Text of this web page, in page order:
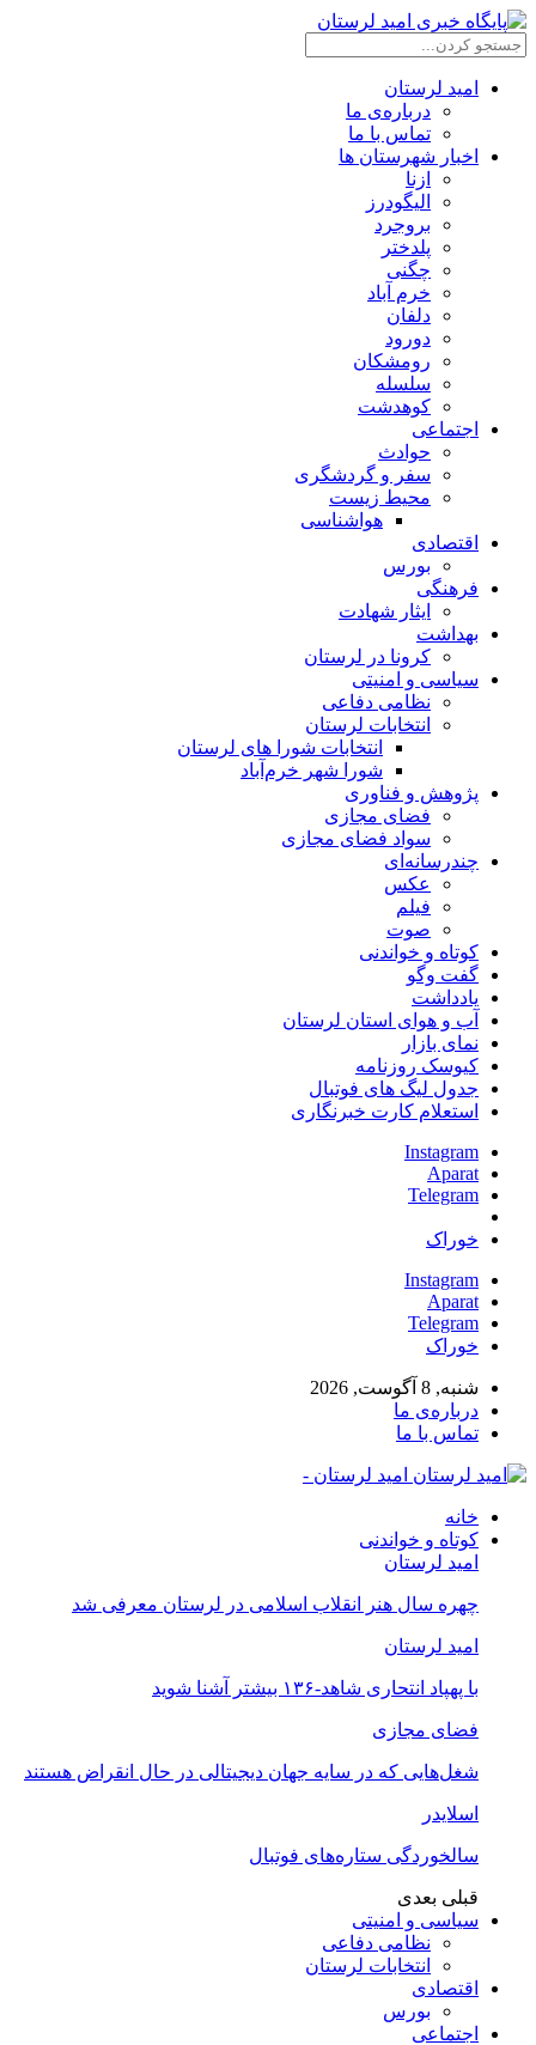
امید لرستان
درباره‌ی ما
تماس با ما
اخبار شهرستان ها
ازنا
الیگودرز
بروجرد
پلدختر
چگنی
خرم آباد
دلفان
دورود
رومشکان
سلسله
کوهدشت
اجتماعی
حوادث
سفر و گردشگری
محیط زیست
هواشناسی
اقتصادی
بورس
فرهنگی
ایثار شهادت
بهداشت
کرونا در لرستان
سیاسی و امنیتی
نظامی دفاعی
انتخابات لرستان
انتخابات شورا های لرستان
شورا شهر خرم‌آباد
پژوهش و فناوری
فضای مجازی
سواد فضای مجازی
چندرسانه‌ای
عكس
فیلم
صوت
کوتاه و خواندنی
گفت وگو
یادداشت
آب و هوای استان لرستان
نمای بازار
کیوسک روزنامه
جدول لیگ های فوتبال
استعلام کارت خبرنگاری
Instagram
Aparat
Telegram
خوراک
Instagram
Aparat
Telegram
خوراک
شنبه, 8 آگوست, 2026
درباره‌ی ما
تماس با ما
امید لرستان -
خانه
کوتاه و خواندنی
امید لرستان
چهره سال هنر انقلاب اسلامی در لرستان معرفی شد
امید لرستان
با پهپاد انتحاری شاهد-۱۳۶ بیشتر آشنا شوید
فضای مجازی
شغل‌‌هایی که در سایه جهان دیجیتالی در حال انقراض هستند
اسلایدر
سالخوردگی ستاره‌های فوتبال
قبلی بعدی
سیاسی و امنیتی
نظامی دفاعی
انتخابات لرستان
اقتصادی
بورس
اجتماعی